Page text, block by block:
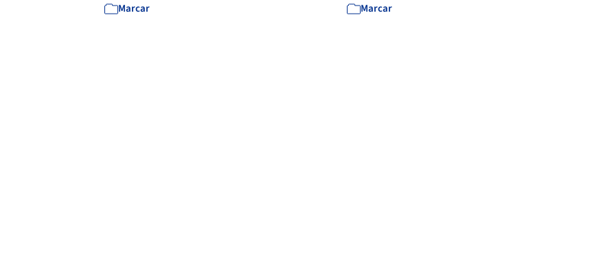
Marcar Marcar